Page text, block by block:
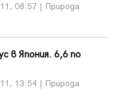
08:57 | Природа
в Япония. 6,6 по
13:54 | Природа